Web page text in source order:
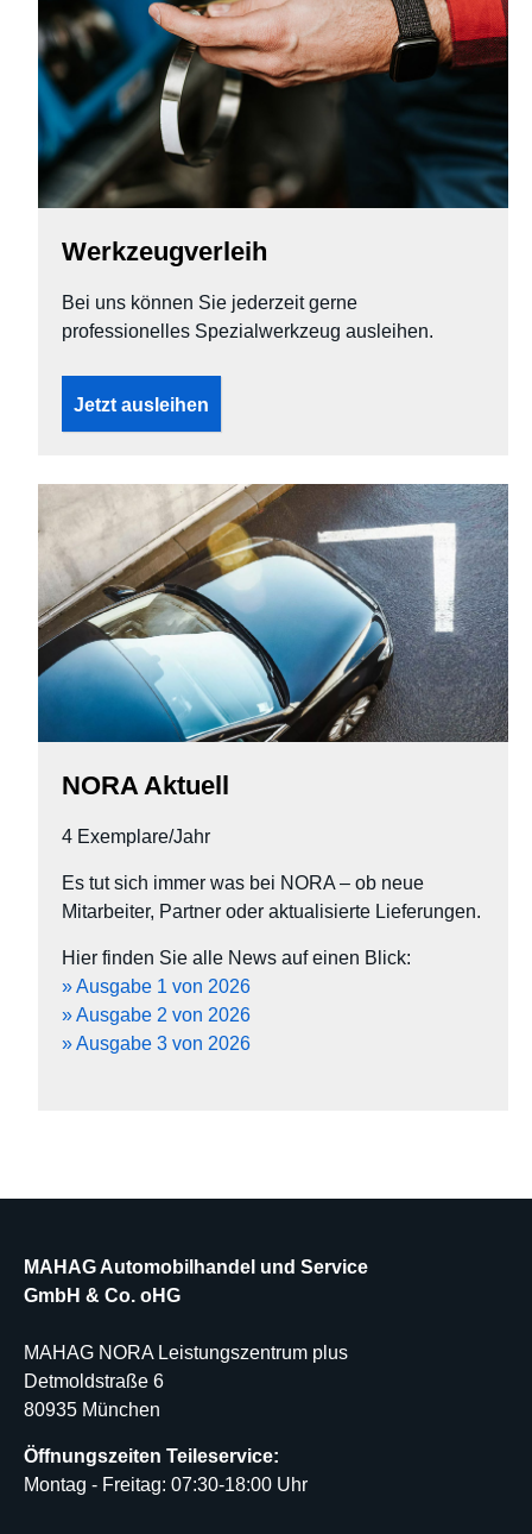
Werkzeugverleih
Bei uns können Sie jederzeit gerne
professionelles Spezialwerkzeug ausleihen.
Jetzt ausleihen
NORA Aktuell
4 Exemplare/Jahr
Es tut sich immer was bei NORA – ob neue
Mitarbeiter, Partner oder aktualisierte Lieferungen.
Hier finden Sie alle News auf einen Blick:
» Ausgabe 1 von 2026
» Ausgabe 2 von 2026
» Ausgabe 3 von 2026
MAHAG Automobilhandel und Service
GmbH & Co. oHG
MAHAG NORA Leistungszentrum plus
Detmoldstraße 6
80935 München
Öffnungszeiten Teileservice:
Montag - Freitag: 07:30-18:00 Uhr